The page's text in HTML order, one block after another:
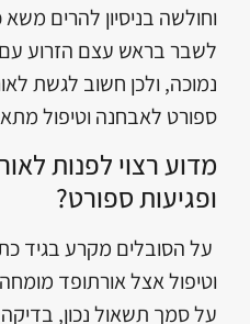
וחולשה בניסיון להרים משא
לשבר בראש עצם הזרוע
נמוכה, ולכן חשוב לגשת
ספורט לאבחנה וטיפול
מדוע רצוי לפנות
ופגיעות ספורט?
על הסובלים מקרע בגיד
וטיפול אצל אורתופד
על סמך תשאול נכון,